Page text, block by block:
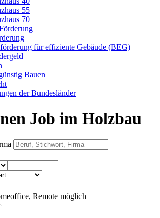
55
70
für effiziente Gebäude (BEG)
Bauen
der Bundesländer
Job im Holzbau
Remote möglich